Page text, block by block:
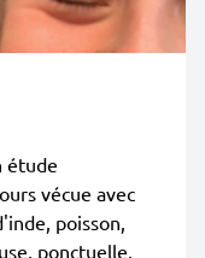
étude
vécue avec
poisson,
ponctuelle,